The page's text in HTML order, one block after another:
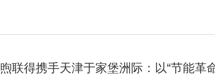
煦联得携手天津于家堡洲际：以“节能革